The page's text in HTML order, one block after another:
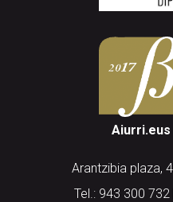
Aiurri.eus
Arantzibia plaza,
Tel.: 943 300